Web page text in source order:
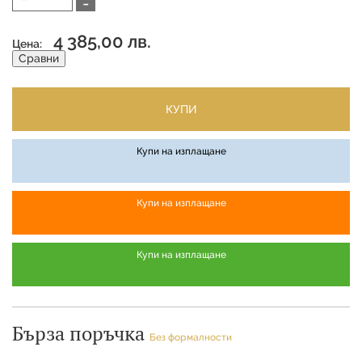
Цена: 4 385,00 лв.
Сравни
КУПИ
Купи на изплащане
Купи на изплащане
Купи на изплащане
Бърза поръчка Без формалности